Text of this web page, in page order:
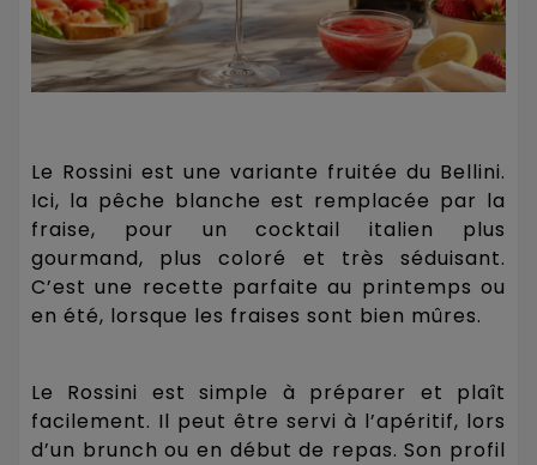
Le Rossini est une variante fruitée du Bellini.
Ici, la pêche blanche est remplacée par la
fraise, pour un cocktail italien plus
gourmand, plus coloré et très séduisant.
C’est une recette parfaite au printemps ou
en été, lorsque les fraises sont bien mûres.
Le Rossini est simple à préparer et plaît
facilement. Il peut être servi à l’apéritif, lors
d’un brunch ou en début de repas. Son profil